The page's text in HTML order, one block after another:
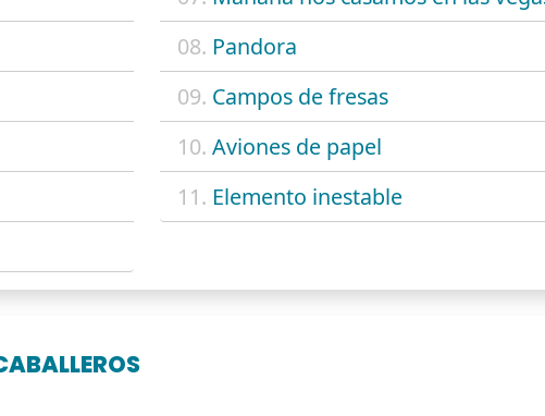
08. Pandora
09. Campos de fresas
10. Aviones de papel
11. Elemento inestable